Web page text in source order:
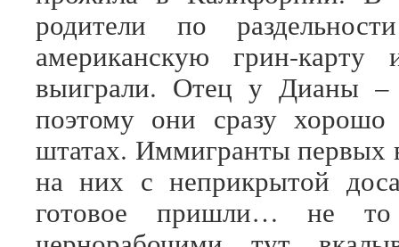
родители по
американскую грин-
выиграли. Отец у Дианы –
поэтому они сразу хорошо
штатах. Иммигранты первых
на них с неприкрытой
готовое пришли… не